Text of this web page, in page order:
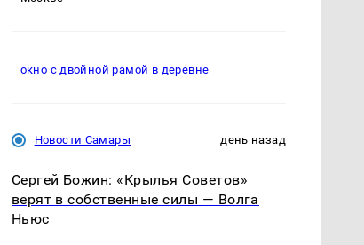
окно с двойной рамой в деревне
Новости Самары день назад
Сергей Божин: «Крылья Советов»
верят в собственные силы — Волга
Ньюс